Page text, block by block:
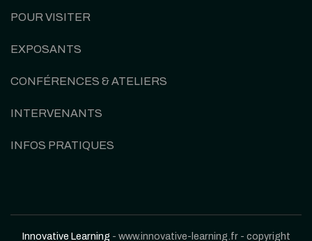
POUR VISITER
EXPOSANTS
CONFÉRENCES & ATELIERS
INTERVENANTS
INFOS PRATIQUES
Innovative Learning - www.innovative-learning.fr - copyright